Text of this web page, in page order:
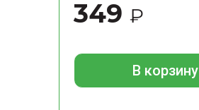
349 ₽
В корзину